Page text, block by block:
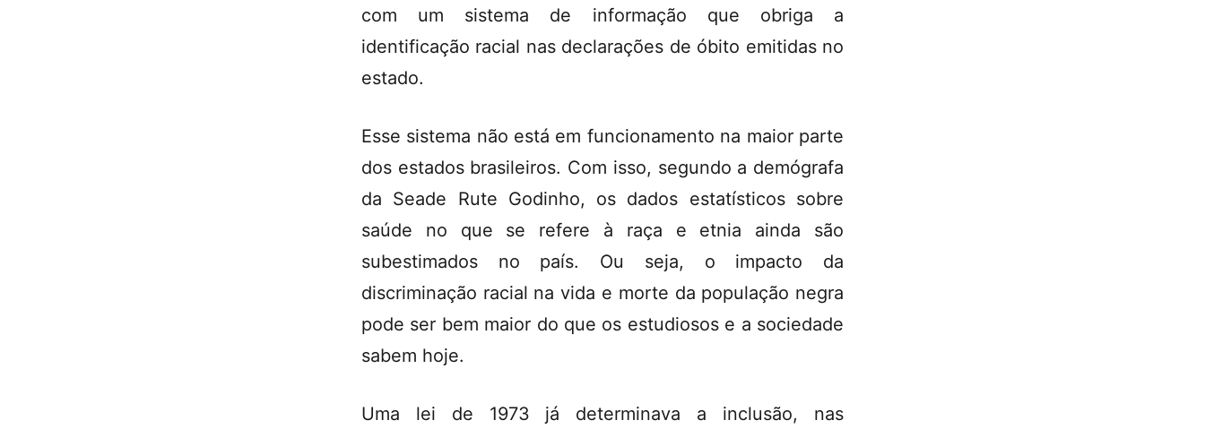
com um sistema de informação que obriga a
identificação racial nas declarações de óbito emitidas no
estado.
Esse sistema não está em funcionamento na maior parte
dos estados brasileiros. Com isso, segundo a demógrafa
da Seade Rute Godinho, os dados estatísticos sobre
saúde no que se refere à raça e etnia ainda são
subestimados no país. Ou seja, o impacto da
discriminação racial na vida e morte da população negra
pode ser bem maior do que os estudiosos e a sociedade
sabem hoje.
Uma lei de 1973 já determinava a inclusão, nas